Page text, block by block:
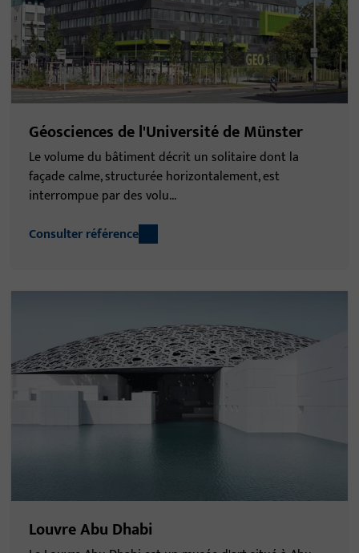
Géosciences de l'Université de Münster
Le volume du bâtiment décrit un solitaire dont la
façade calme, structurée horizontalement, est
interrompue par des volu...
Consulter référence
Louvre Abu Dhabi